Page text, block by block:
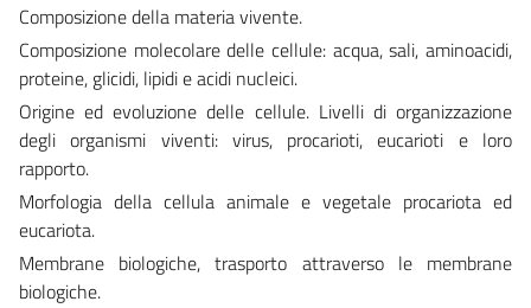
Composizione della materia vivente.
Composizione molecolare delle cellule: acqua, sali, aminoacidi,
proteine, glicidi, lipidi e acidi nucleici.
Origine ed evoluzione delle cellule. Livelli di organizzazione
degli organismi viventi: virus, procarioti, eucarioti e loro
rapporto.
Morfologia della cellula animale e vegetale procariota ed
eucariota.
Membrane biologiche, trasporto attraverso le membrane
biologiche.